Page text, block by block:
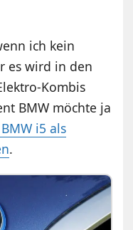
ich kein
es wird in den
Kombis
BMW möchte ja
i5 als
.